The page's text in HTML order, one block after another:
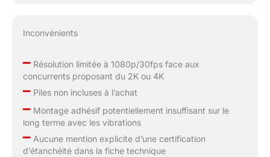
Inconvénients
–Résolution limitée à 1080p/30fps face aux
concurrents proposant du 2K ou 4K
–Piles non incluses à l’achat
–Montage adhésif potentiellement insuffisant sur le
long terme avec les vibrations
–Aucune mention explicite d’une certification
d’étanchéité dans la fiche technique